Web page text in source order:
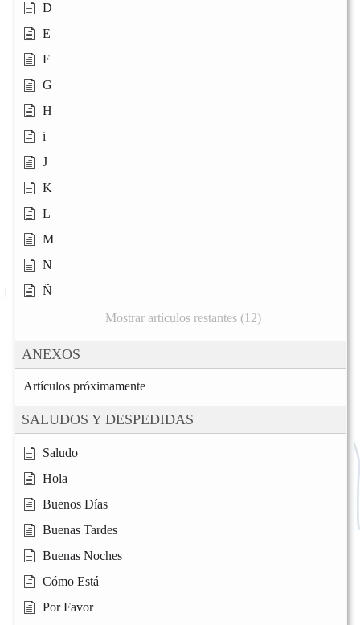
D
E
F
G
H
i
J
K
L
M
N
Ñ
Mostrar artículos restantes (12)
ANEXOS
Artículos próximamente
SALUDOS Y DESPEDIDAS
Saludo
Hola
Buenos Días
Buenas Tardes
Buenas Noches
Cómo Está
Por Favor